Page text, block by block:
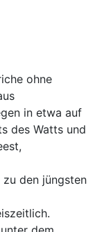
ohne
in etwa auf
des Watts und
den jüngsten